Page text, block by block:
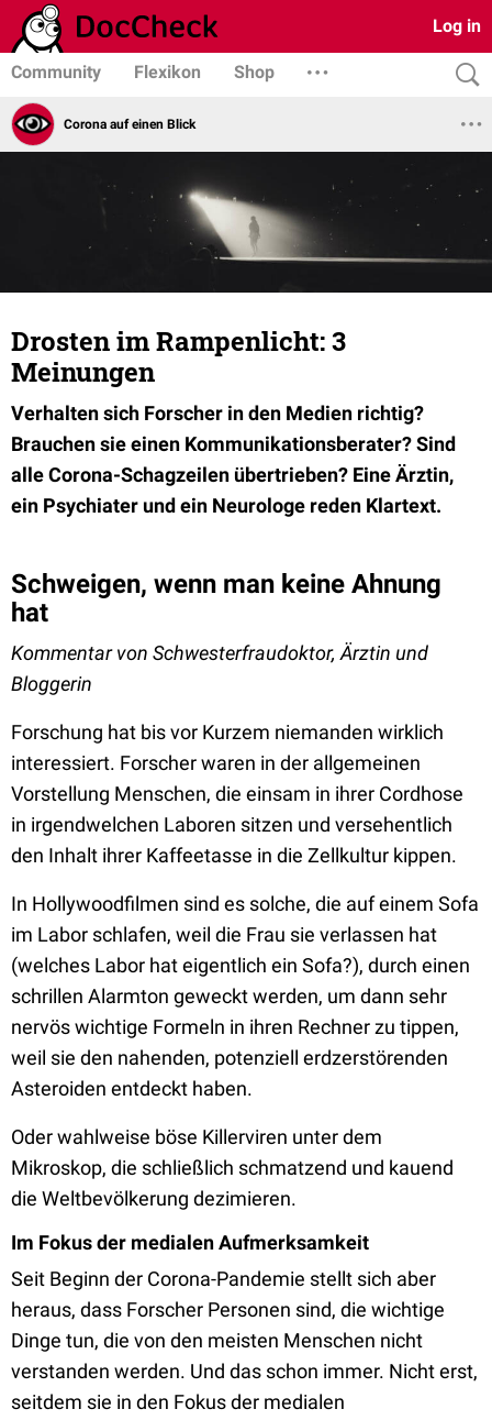
Log in
Community Flexikon Shop
Corona auf einen Blick
Drosten im Rampenlicht: 3
Meinungen
Verhalten sich Forscher in den Medien richtig?
Brauchen sie einen Kommunikationsberater? Sind
alle Corona-Schagzeilen übertrieben? Eine Ärztin,
ein Psychiater und ein Neurologe reden Klartext.
Schweigen, wenn man keine Ahnung
hat
Kommentar von Schwesterfraudoktor, Ärztin und
Bloggerin
Forschung hat bis vor Kurzem niemanden wirklich
interessiert. Forscher waren in der allgemeinen
Vorstellung Menschen, die einsam in ihrer Cordhose
in irgendwelchen Laboren sitzen und versehentlich
den Inhalt ihrer Kaffeetasse in die Zellkultur kippen.
In Hollywoodfilmen sind es solche, die auf einem Sofa
im Labor schlafen, weil die Frau sie verlassen hat
(welches Labor hat eigentlich ein Sofa?), durch einen
schrillen Alarmton geweckt werden, um dann sehr
nervös wichtige Formeln in ihren Rechner zu tippen,
weil sie den nahenden, potenziell erdzerstörenden
Asteroiden entdeckt haben.
Oder wahlweise böse Killerviren unter dem
Mikroskop, die schließlich schmatzend und kauend
die Weltbevölkerung dezimieren.
Im Fokus der medialen Aufmerksamkeit
Seit Beginn der Corona-Pandemie stellt sich aber
heraus, dass Forscher Personen sind, die wichtige
Dinge tun, die von den meisten Menschen nicht
verstanden werden. Und das schon immer. Nicht erst,
seitdem sie in den Fokus der medialen